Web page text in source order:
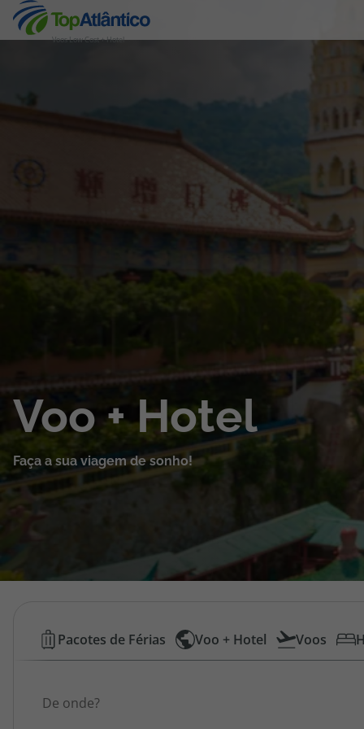
Voos Low Cost + Hotel
Destinos
Voos + Hotel
Pacotes de Férias
Cruzeiros
Promoções
Especialistas
Cheque Viagem
Voo + Hotel
Faça a sua viagem de sonho!
Voos
Low
Cost
Pacotes de Férias Voo + Hotel Voos